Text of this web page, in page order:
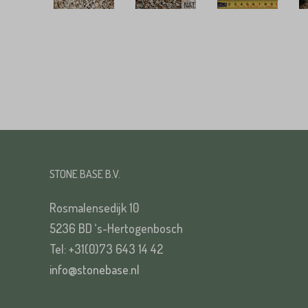
Emailadres*
STONE BASE B.V.
Rosmalensedijk 10
5236 BD ‘s-Hertogenbosch
Tel: +31(0)73 643 14 42
info@stonebase.nl